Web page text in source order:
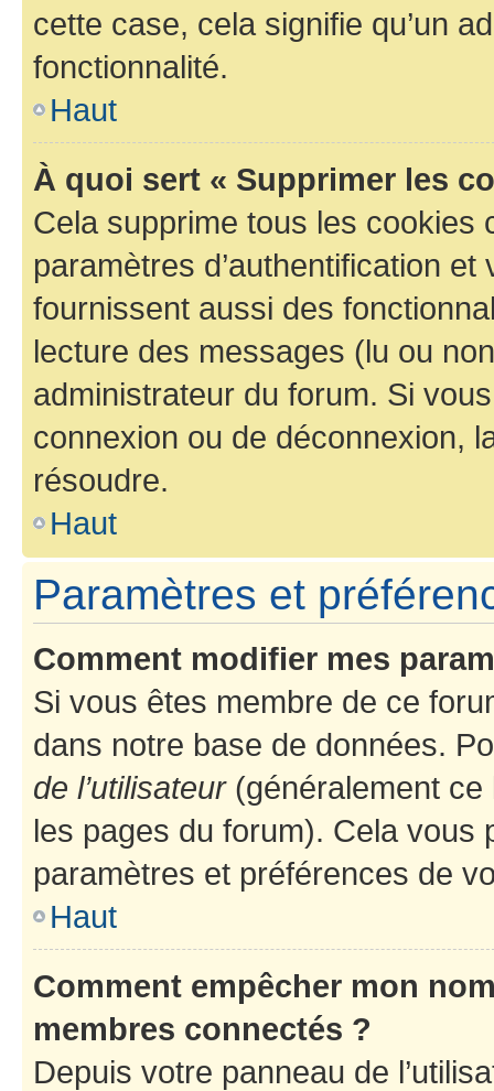
cette case, cela signifie qu’un
fonctionnalité.
Haut
À quoi sert « Supprimer les
Cela supprime tous les cookies
paramètres d’authentification
fournissent aussi des
lecture des messages (lu ou
administrateur du forum. Si
connexion ou de déconnexion,
résoudre.
Haut
Paramètres et
Comment modifier mes
Si vous êtes membre de ce
dans notre base de données.
de l’utilisateur(généralement ce
les pages du forum). Cela vous
paramètres et préférences de
Haut
Comment empêcher mon
membres connectés ?
Depuis votre panneau de